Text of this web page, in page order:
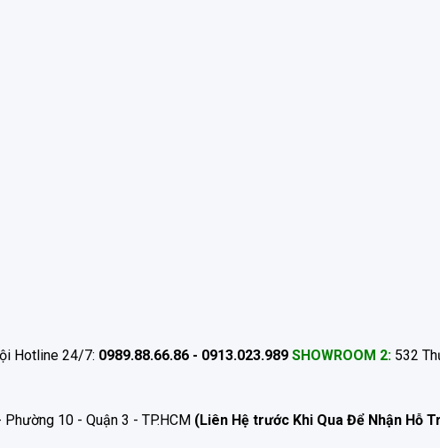
Hotline 24/7: 0989.88.66.86 - 0913.023.989 SHOWROOM 2: 532
10 - Quận 3 - TP.HCM (Liên Hệ trước Khi Qua Để Nhận Hỗ